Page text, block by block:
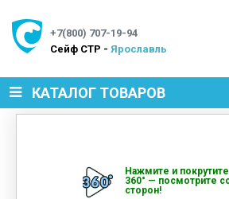
+7(800) 707-19-94
Cейф СТР - Ярославль
КАТАЛОГ ТОВАРОВ
МЕТАЛЛИЧЕСКАЯ МЕБЕЛЬ
Нажмите и
360° — посмотрите
сторон!